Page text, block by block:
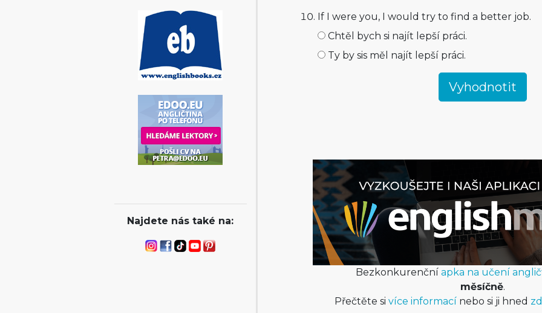
Najdete nás také na:
If I were you, I would try to find a better job.
Chtěl bych si najít lepší práci.
Ty by sis měl najít lepší práci.
Bezkonkurenční apka na učení
měsíčně.
Přečtěte sivíce informací nebo si ji hned